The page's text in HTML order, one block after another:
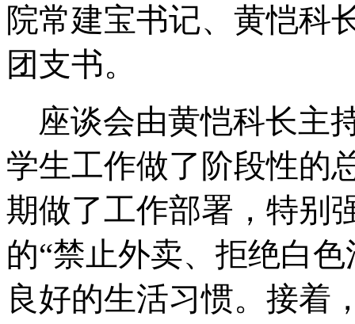
院常建宝书记、黄恺科
团支书。
座谈会由黄恺科长主
学生工作做了阶段性的
期做了工作部署，特别
的“禁止外卖、 拒绝白色
良好的生活习惯。接着